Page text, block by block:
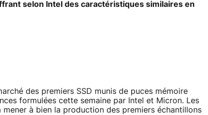
selon Intel des caractéristiques similaires en
des premiers SSD munis de puces mémoire
formulées cette semaine par Intel et Micron. Les
à bien la production des premiers échantillons